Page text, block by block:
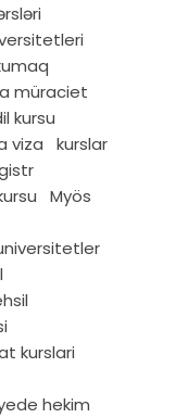
müraciet
kursu
viza
kurslar
Myös
kurslari
hekim